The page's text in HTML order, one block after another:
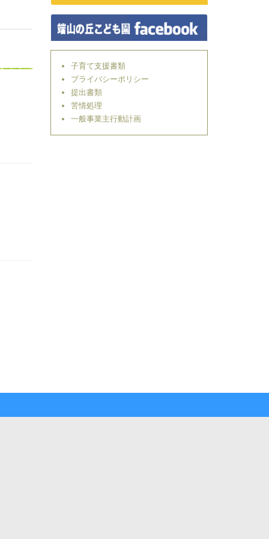
子育て支援書類
プライバシーポリシー
提出書類
苦情処理
一般事業主行動計画